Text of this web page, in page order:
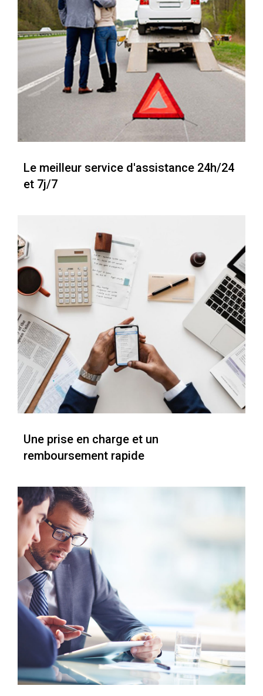
Le meilleur service d'assistance 24h/24
et 7j/7
Une prise en charge et un
remboursement rapide